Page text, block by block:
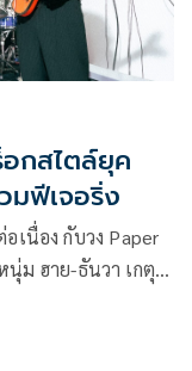
กสไตล์ยุค
ฟีเจอริ่ง
เนื่อง กับวง Paper
นุ่ม ฮาย-ธันวา เกตุ